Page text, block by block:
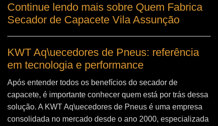
Continue lendo mais sobre Quem Fabrica
Secador de Capacete Vila Assunção
KWT Aq\uecedores de Pneus: referência
em tecnologia e performance
Após entender todos os benefícios do secador de
capacete, é importante conhecer quem está por trás dessa
solução. A KWT Aq\uecedores de Pneus é uma empresa
consolidada no mercado desde o ano 2000, especializada